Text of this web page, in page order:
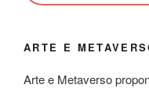
ARTE E
Arte e Metaverso